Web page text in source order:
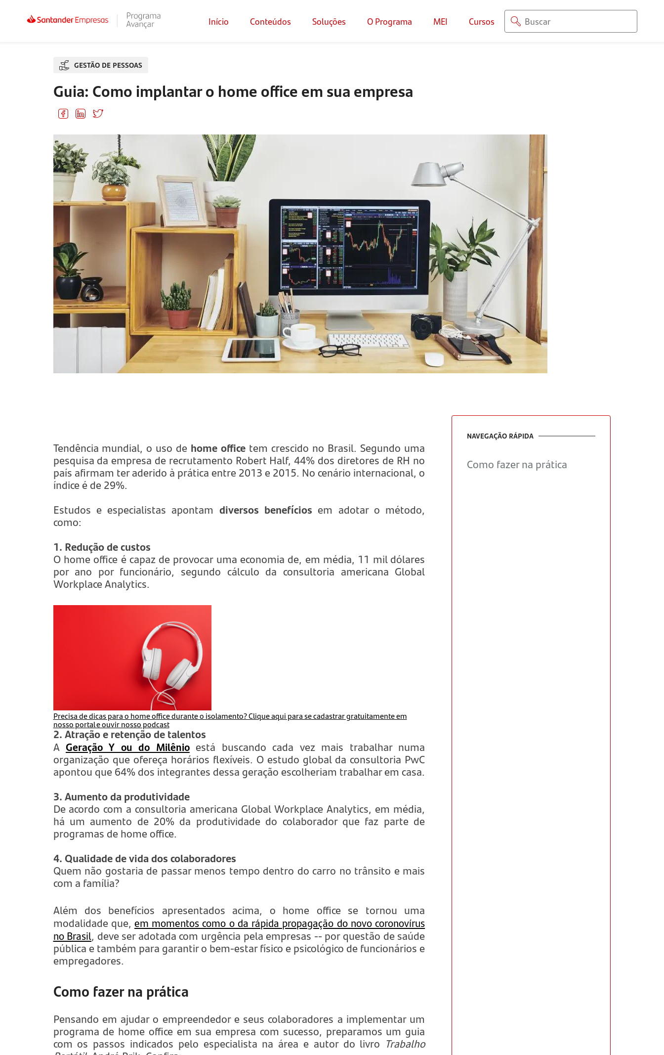
Início Conteúdos Soluções O Programa MEI Cursos
GESTÃO DE PESSOAS
Guia: Como implantar o home office em sua empresa
Tendência mundial, o uso de home office tem crescido no Brasil. Segundo uma
pesquisa da empresa de recrutamento Robert Half, 44% dos diretores de RH no
país afirmam ter aderido à prática entre 2013 e 2015. No cenário internacional, o
índice é de 29%.
Estudos e especialistas apontam diversos benefícios em adotar o método,
como:
1. Redução de custos
O home office é capaz de provocar uma economia de, em média, 11 mil dólares
por ano por funcionário, segundo cálculo da consultoria americana Global
Workplace Analytics.
Precisa de dicas para o home office durante o isolamento? Clique aqui para se cadastrar gratuitamente em
nosso portal e ouvir nosso podcast
2. Atração e retenção de talentos
A Geração Y ou do Milênioestá buscando cada vez mais trabalhar numa
organização que ofereça horários flexíveis. O estudo global da consultoria PwC
apontou que 64% dos integrantes dessa geração escolheriam trabalhar em casa.
3. Aumento da produtividade
De acordo com a consultoria americana Global Workplace Analytics, em média,
há um aumento de 20% da produtividade do colaborador que faz parte de
programas de home office.
4. Qualidade de vida dos colaboradores
Quem não gostaria de passar menos tempo dentro do carro no trânsito e mais
com a família?
Além dos benefícios apresentados acima, o home office se tornou uma
modalidade que, em momentos como o da rápida propagação do novo coronovírus
no Brasil, deve ser adotada com urgência pela empresas -- por questão de saúde
pública e também para garantir o bem-estar físico e psicológico de funcionários e
empregadores.
Como fazer na prática
Pensando em ajudar o empreendedor e seus colaboradores a implementar um
programa de home office em sua empresa com sucesso, preparamos um guia
com os passos indicados pelo especialista na área e autor do livro Trabalho
NAVEGAÇÃO RÁPIDA
Como fazer na prática